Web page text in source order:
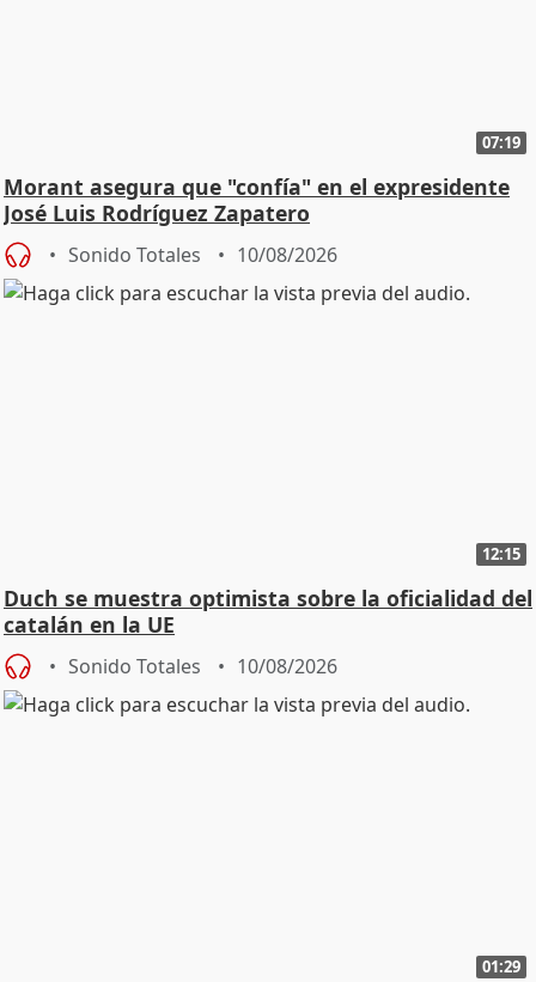
07:19
Morant asegura que "confía" en el expresidente
José Luis Rodríguez Zapatero
Sonido Totales 10/08/2026
12:15
Duch se muestra optimista sobre la oficialidad del
catalán en la UE
Sonido Totales 10/08/2026
01:29